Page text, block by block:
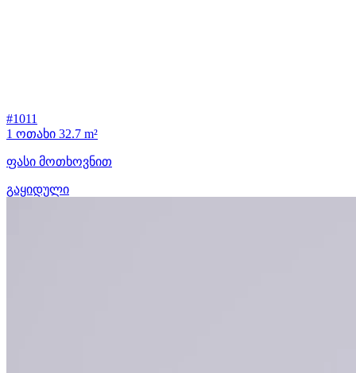
#1011
1 ოთახი 32.7 m²
ფასი მოთხოვნით
გაყიდული